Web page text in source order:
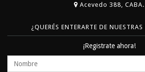
Acevedo 388, CABA.
¿QUERÉS ENTERARTE DE
¡Registrate ahora!